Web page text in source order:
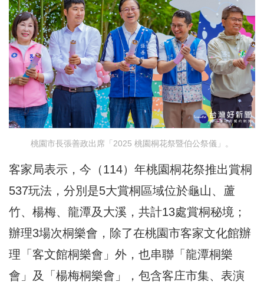
桃園市長張善政出席「2025 桃園桐花祭暨伯公祭儀」。
客家局表示，今（114）年桃園桐花祭推出賞桐
537玩法，分別是5大賞桐區域位於龜山、蘆
竹、楊梅、龍潭及大溪，共計13處賞桐秘境；
辦理3場次桐樂會，除了在桃園市客家文化館辦
理「客文館桐樂會」外，也串聯「龍潭桐樂
會」及「楊梅桐樂會」，包含客庄市集、表演